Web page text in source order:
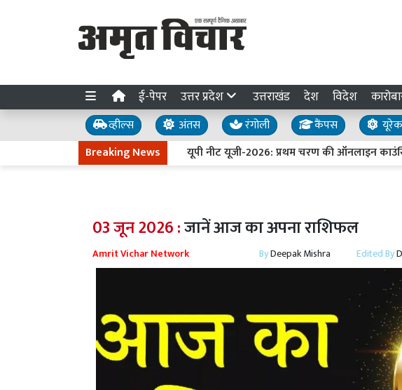
ई-पेपर उत्तर प्रदेश उत्तराखंड देश विदेश
व्हील्स अंतस रंगोली कैंपस
Breaking News
यूपी नीट यूजी-2026: प्रथम चरण की ऑनलाइन
03 जून 2026 :जानें आज का अपना राशिफल
Amrit Vichar Network ByDeepak Mishra Edited By